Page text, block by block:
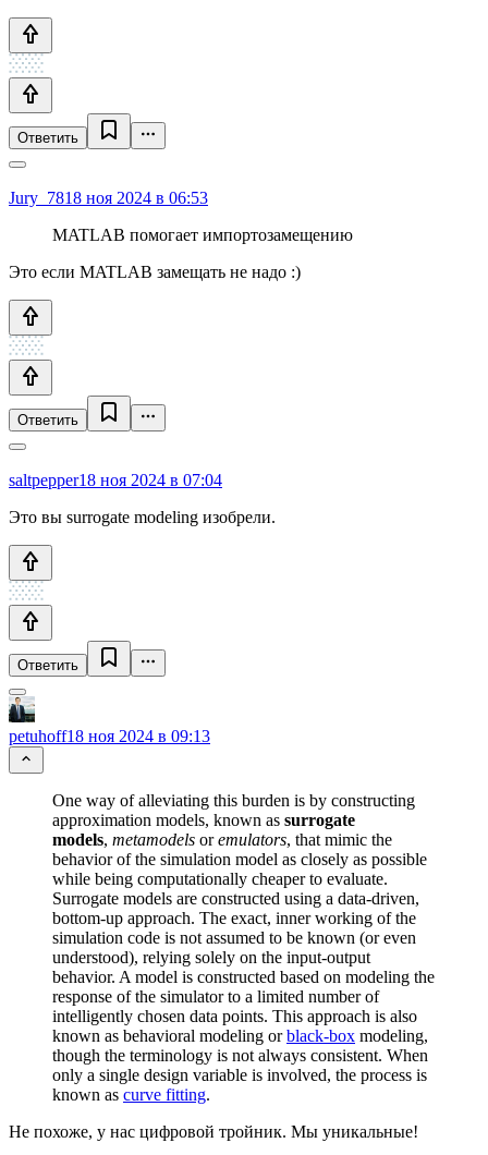
Ответить
Jury_7818 ноя 2024 в 06:53
MATLAB помогает импортозамещению
Это если MATLAB замещать не надо :)
Ответить
saltpepper18 ноя 2024 в 07:04
Это вы surrogate modeling изобрели.
Ответить
petuhoff18 ноя 2024 в 09:13
One way of alleviating this burden is by constructing
approximation models, known as surrogate
models, metamodels oremulators, that mimic the
behavior of the simulation model as closely as possible
while being computationally cheaper to evaluate.
Surrogate models are constructed using a data-driven,
bottom-up approach. The exact, inner working of the
simulation code is not assumed to be known (or even
understood), relying solely on the input-output
behavior. A model is constructed based on modeling the
response of the simulator to a limited number of
intelligently chosen data points. This approach is also
known as behavioral modeling orblack-box modeling,
though the terminology is not always consistent. When
only a single design variable is involved, the process is
known as curve fitting.
Не похоже, у нас цифровой тройник. Мы уникальные!